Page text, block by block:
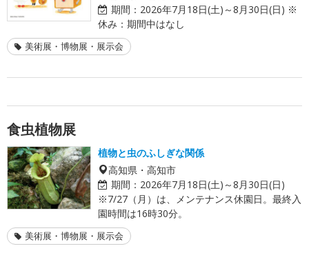
期間： 2026年7月18日(土)～8月30日(日) ※
休み：期間中はなし
美術展・博物展・展示会
食虫植物展
植物と虫のふしぎな関係
高知県・高知市
期間： 2026年7月18日(土)～8月30日(日)
※7/27（月）は、メンテナンス休園日。最終入
園時間は16時30分。
美術展・博物展・展示会